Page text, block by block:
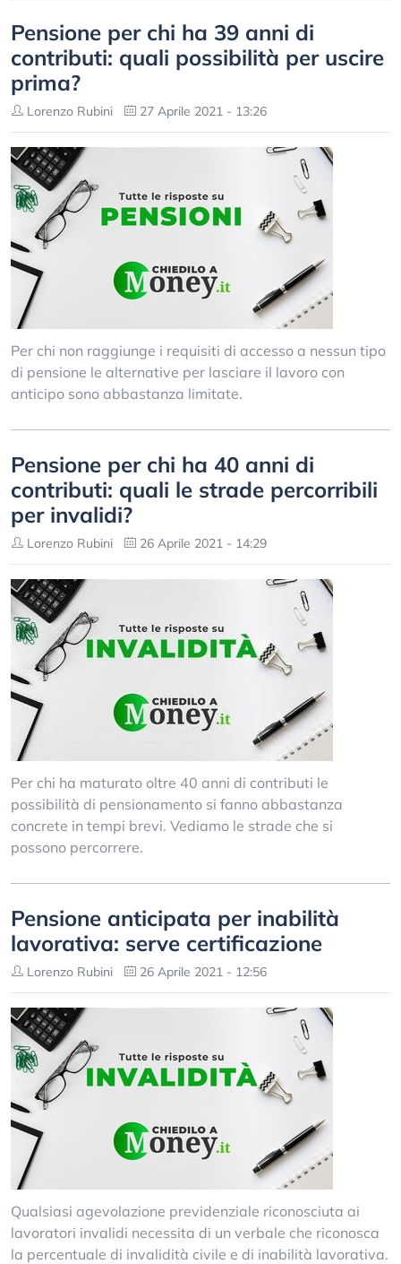
Pensione per chi ha 39 anni di
contributi: quali possibilità per uscire
prima?
Lorenzo Rubini 27 Aprile 2021 - 13:26
Per chi non raggiunge i requisiti di accesso a nessun tipo
di pensione le alternative per lasciare il lavoro con
anticipo sono abbastanza limitate.
Pensione per chi ha 40 anni di
contributi: quali le strade percorribili
per invalidi?
Lorenzo Rubini 26 Aprile 2021 - 14:29
Per chi ha maturato oltre 40 anni di contributi le
possibilità di pensionamento si fanno abbastanza
concrete in tempi brevi. Vediamo le strade che si
possono percorrere.
Pensione anticipata per inabilità
lavorativa: serve certificazione
Lorenzo Rubini 26 Aprile 2021 - 12:56
Qualsiasi agevolazione previdenziale riconosciuta ai
lavoratori invalidi necessita di un verbale che riconosca
la percentuale di invalidità civile e di inabilità lavorativa.